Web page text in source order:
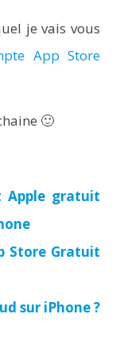
je vais vous
App Store
🙂
Apple gratuit
Store Gratuit
sur iPhone ?